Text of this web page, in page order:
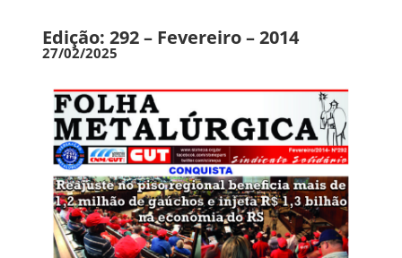
Edição: 292 – Fevereiro – 2014
27/02/2025